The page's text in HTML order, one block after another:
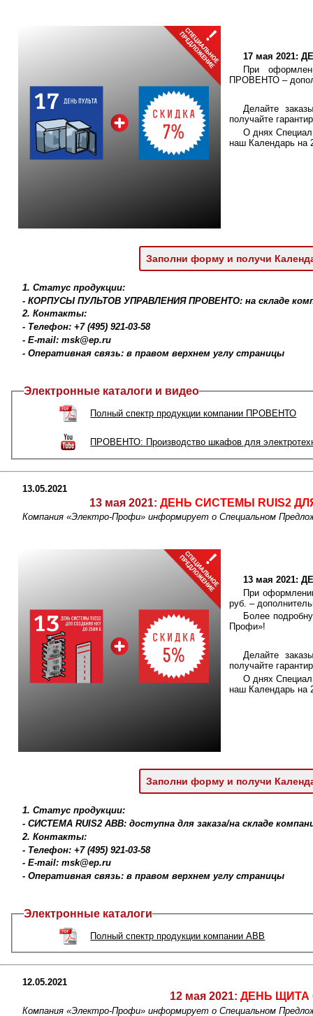
17 мая 2021:
При
ПРОВЕНТО –
Делайте
получайте
О днях
наш Календарь на
Заполни форму и получи
1. Статус продукции:
- КОРПУСЫ ПУЛЬТОВ УПРАВЛЕНИЯ ПРОВЕНТО: на складе
2. Контакты:
- Телефон: +7 (495) 921-03-58
- E-mail: msk@ep.ru
- Оперативная связь: в правом верхнем углу страницы
Электронные каталоги и видео
Полный спектр продукции компании ПРОВЕНТО
ПРОВЕНТО: Производство шкафов для
13.05.2021
13 мая 2021: ДЕНЬ СИСТЕМЫ RUIS2
Компания «Электро-Профи» информирует о Специальном
13 мая 2021:
При
руб. –
Более
Профи»!
Делайте
получайте
О днях
наш Календарь на
Заполни форму и получи
1. Статус продукции:
- СИСТЕМА RUIS2 ABB: доступна для заказа/на складе
2. Контакты:
- Телефон: +7 (495) 921-03-58
- E-mail: msk@ep.ru
- Оперативная связь: в правом верхнем углу страницы
Электронные каталоги
Полный спектр продукции компании ABB
12.05.2021
12 мая 2021: ДЕНЬ
Компания «Электро-Профи» информирует о Специальном